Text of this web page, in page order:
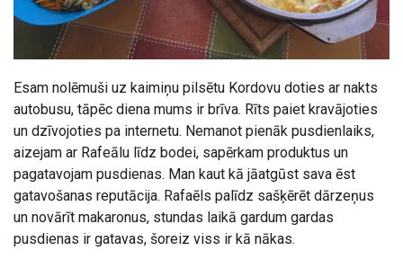
Esam nolēmuši uz kaimiņu pilsētu Kordovu doties ar nakts
autobusu, tāpēc diena mums ir brīva. Rīts paiet kravājoties
un dzīvojoties pa internetu. Nemanot pienāk pusdienlaiks,
aizejam ar Rafeālu līdz bodei, sapērkam produktus un
pagatavojam pusdienas. Man kaut kā jāatgūst sava ēst
gatavošanas reputācija. Rafaēls palīdz sašķērēt dārzeņus
un novārīt makaronus, stundas laikā gardum gardas
pusdienas ir gatavas, šoreiz viss ir kā nākas.